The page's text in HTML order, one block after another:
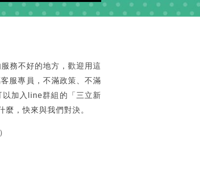
務不好的地方，歡迎用這
服專員，不滿政策、不滿
加入line群組的「三立新
，快來與我們對決。